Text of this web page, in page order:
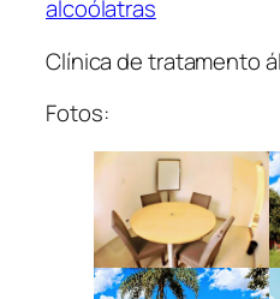
alcoólatras
Clínica de tratamento
Fotos: